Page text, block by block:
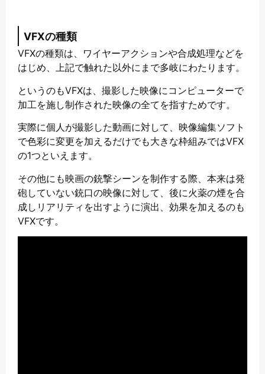
VFXの種類
VFXの種類は、ワイヤーアクションや合成処理などを
はじめ、上記で触れた以外にまで多岐にわたります。
というのもVFXは、撮影した映像にコンピューターで
加工を施し制作された映像の全てを指すためです。
実際に個人が撮影した動画に対して、映像編集ソフト
で色彩に変更を加えるだけでも大きな枠組みではVFX
の1つといえます。
その他にも映画の銃撃シーンを制作する際、本来は発
砲していない銃口の映像に対して、後に火薬の煙を合
成しリアリティを出すように演出、効果を加えるのも
VFXです。